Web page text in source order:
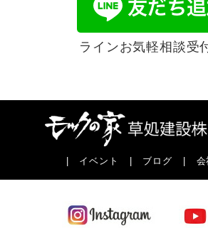
ラインお気軽相談受
イベント ブログ 会